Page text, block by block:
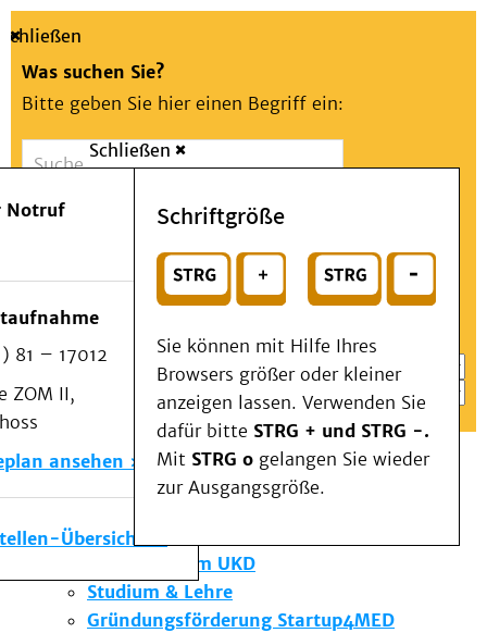
Suche
Schließen
Was suchen Sie?
Bitte geben Sie hier einen Begriff ein:
Suchen
oder
Wählen Sie ein Thema für Ihren Schnelleinstieg
Notfall
Schließen
Notruf
81 – 17012
ZOM II,
ansehen
Übersicht
Schriftgröße
Sie können mit Hilfe Ihres
Browsers größer oder kleiner
anzeigen lassen. Verwenden Sie
dafür bitte STRG + und STRG -.
Mit STRG o gelangen Sie wieder
zur Ausgangsgröße.
Menü
Patienten & Besucher
Kliniken/Institute/Zentren
Als Patient am UKD
Beratung und Unterstützung
Veranstaltungen
Kommunikation im Medizinwesen (KIM)
Notfall
Forschung & Lehre
Die Institute des UKD
Forschung am UKD
Studium & Lehre
Gründungsförderung Startup4MED